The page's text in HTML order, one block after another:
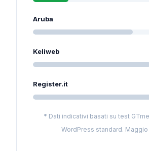
Aruba
Keliweb
Register.it
* Dati indicativi basati su test
WordPress standard. Maggio